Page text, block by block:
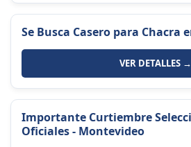
Se Busca Casero para Chacra
VER DETALLES →
Importante Curtiembre
Oficiales - Montevideo